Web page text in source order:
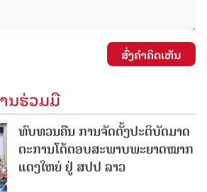
ສົ່ງຄໍາຄິດເຫັນ
ນຮ່ວມມື
ທົບທວນຄືນ ການຈັດຕັ້ງປະຕິບັດມາດ
ຕະການໂຕ້ຕອບສະພາບພະຍາດໝາກ
ແດງໃຫຍ່ ຢູ່ ສປປ ລາວ